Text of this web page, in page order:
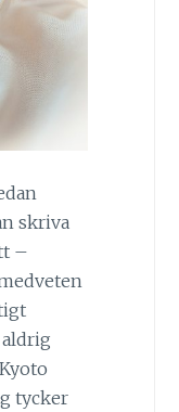
skriva
–
tycker